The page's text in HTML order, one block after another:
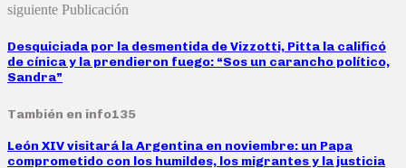
siguiente Publicación
Desquiciada por la desmentida de Vizzotti, Pitta la calificó
de cínica y la prendieron fuego: “Sos un carancho político,
Sandra”
También en info135
León XIV visitará la Argentina en noviembre: un Papa
comprometido con los humildes, los migrantes y la justicia